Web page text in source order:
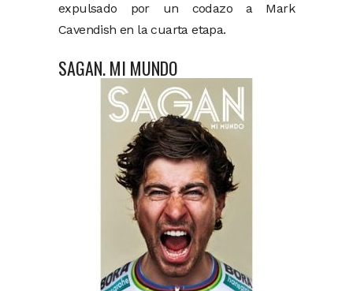
expulsado por un codazo a Mark
Cavendish en la cuarta etapa.
SAGAN. MI MUNDO